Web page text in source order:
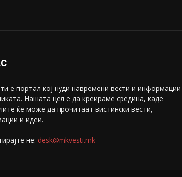
е портал коj нуди навремени вести и информации
Нашата цел е да креираме средина, каде
ќе може да прочитаат вистински вести,
и идеи.
не: desk@mkvesti.mk